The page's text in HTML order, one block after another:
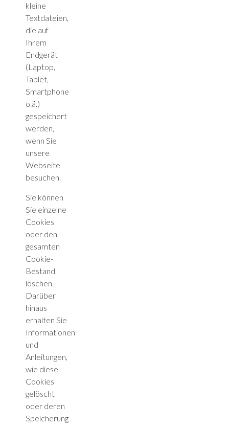
kleine
Textdateien,
die auf
Ihrem
Endgerät
(Laptop,
Tablet,
Smartphone
o.ä.)
gespeichert
werden,
wenn Sie
unsere
Webseite
besuchen.
Sie können
Sie einzelne
Cookies
oder den
gesamten
Cookie-
Bestand
löschen.
Darüber
hinaus
erhalten Sie
Informationen
und
Anleitungen,
wie diese
Cookies
gelöscht
oder deren
Speicherung